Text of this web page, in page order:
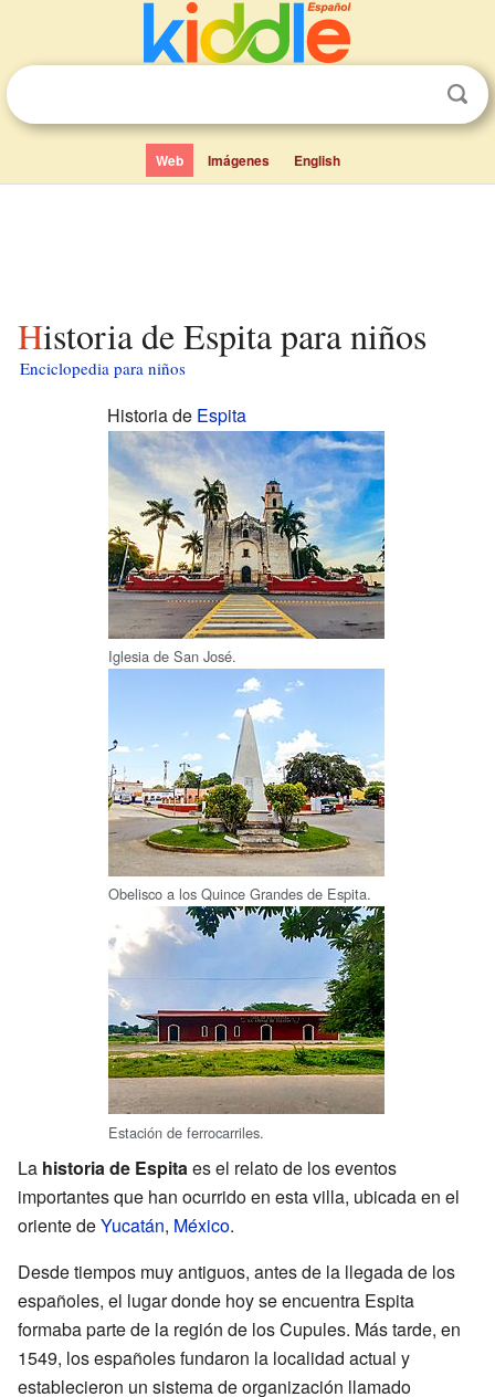
Web Imágenes English
Historia de Espita para niños
Enciclopedia para niños
Historia de Espita
Iglesia de San José.
Obelisco a los Quince Grandes de Espita.
Estación de ferrocarriles.
La historia de Espitaes el relato de los eventos
importantes que han ocurrido en esta villa, ubicada en el
oriente deYucatán, México.
Desde tiempos muy antiguos, antes de la llegada de los
españoles, el lugar donde hoy se encuentra Espita
formaba parte de la región de los Cupules. Más tarde, en
1549, los españoles fundaron la localidad actual y
establecieron un sistema de organización llamado